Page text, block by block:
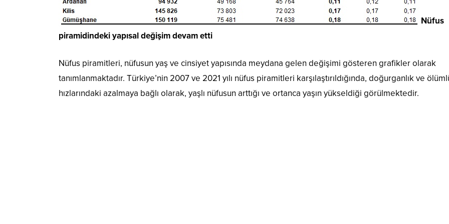
Nüfus
piramidindeki yapısal değişim devam etti
Nüfus piramitleri, nüfusun yaş ve cinsiyet yapısında meydana gelen değişimi gösteren grafikler olarak
tanımlanmaktadır. Türkiye’nin 2007 ve 2021 yılı nüfus piramitleri karşılaştırıldığında, doğurganlık ve
hızlarındaki azalmaya bağlı olarak, yaşlı nüfusun arttığı ve ortanca yaşın yükseldiği görülmektedir.